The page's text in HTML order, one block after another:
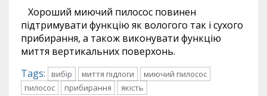
Хороший миючий пилосос повинен
підтримувати функцію як вологого так і сухого
прибирання, а також виконувати функцію
миття вертикальних поверхонь.
Tags:
вибір миття підлоги
миючий пилосос
пилосос
прибирання якість